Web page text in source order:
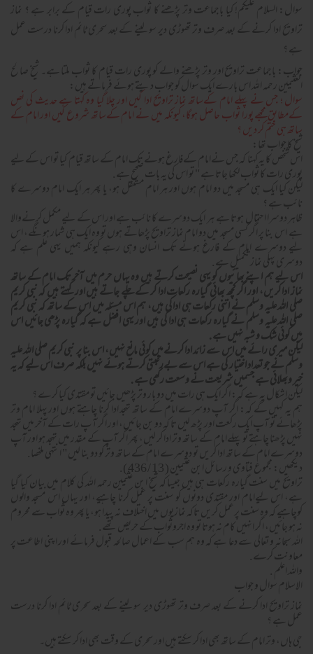
سوال: السلام علیکم! کیا باجماعت وتر پڑھنے کا ثواب پوری رات قیام کے برابر ہے ؟ نماز
تراویح ادا کرنے کے بعد صرف وتر تھوڑی دیر سو لینے کے بعد سحری ٹائم ادا کرنا درست عمل
ہے ؟
جواب: باجماعت تراویح اور وتر پڑھنے والے کو پوری رات قیام کا ثواب ملتا ہے۔ شیخ صالح
العثیمین رحمہ اللہ اس بارے ایک سوال کو جواب دیتے ہوئے فرماتے ہیں:
سوال ؛ جس نے پہلے امام كےساتھ نماز تراويح ادا كيں اور چلا گيا وہ كہتا ہے حديث كى نص
كےمطابق مجھے پورا ثواب حاصل ہوگا، كيونكہ ميں نے امام كےساتھ شروع كيں اور امام كے
ساتھ ہى ختم كر ديں ؟
شيخ كا جواب تھا:
اس شخص كا يہ كہنا كہ جس نےامام كےفارغ ہونے تك امام كے ساتھ قيام كيا تو اس كے ليے
پورى رات كا ثواب لكھا جاتا ہے " تو اس كى يہ بات صحيح ہے.
ليكن كيا ايك ہى مسجد ميں دو امام ہوں اور ہر امام مستقل ہو، يا پھر ہر ايك امام دوسرے كا
نائب ہے ؟
ظاہر دوسرا احتمال ہوتا ہے ـ ہر ايك دوسرے كا نائب ہے اور اس كے ليے مكمل كرنےوالا
ہے ـ اس بنا پر اگر كسى مسجد ميں دو امام نماز تراويح پڑھاتے ہوں تو وہ ايك ہى شمار ہونگے، اس
ليے دوسرے امام كے فارغ ہونے تك انسان وہى رہے كيونكہ ہميں يہى علم ہے كہ
دوسرى پہلى نماز تكميل ہے.
اس ليے ہم اپنے بھائيوں كو يہى نصيحت كرتے ہيں وہ يہاں حرم ميں آخر تك امام كے ساتھ
نماز ادا كريں، اور اگر كچھ بھائى گيارہ ركعات ادا كر كے چلے جاتے ہيں اور كہتے ہيں كہ نبى كريم
صلى اللہ عليہ وسلم نے اتنى ركعات ہى ادا كى ہيں، ہم اس مسئلہ ميں اس كے ساتھ كہ نبى كريم
صلى اللہ عليہ وسلم نے گيارہ ركعات ہى ادا كى ہيں اور يہى افضل ہے كہ گيارہ پڑھى جائيں اس
ميں كوئى شك و شبہ نہيں ہے.
ليكن ميرى رائے ميں اس سے زائد ادا كرنےميں كوئى مانع نہيں، اس بنا پر نبى كريم صلى اللہ عليہ
وسلم نے جو تعداد اختيار كى ہے اس سے بےرغبتى كرتے ہوئے نہيں بلكہ صرف اس ليے كہ يہ
خير وبھلائى ہے جسميں شريعت نے وسعت ركھى ہے.
ليكن اشكال يہ ہے كہ: اگر ايك ہى رات ميں دو بار وتر پڑھيں جائيں تو مقتدى كيا كرے ؟
ہم يہ كہيں گے كہ: اگر آپ دوسرے امام كے ساتھ تہجد ادا كرنا چاہتے ہوں اور پہلا امام وتر
پڑھائے تو آپ ايك ركعت اور پڑھ ليں تا كہ دو بن جائيں، اور اگر آپ رات كے آخر ميں تہجد
نہيں پڑھنا چاہتے تو پہلےامام كے ساتھ وتر ادا كر ليں، پھر اگر آپ كے مقدر ميں تہجد ہو اور آپ
دوسرے امام كے ساتھ ادا كريں تو دوسرے امام كے ساتھ وتر كو دو بنا ليں " انتہى ملخصا.
ديكھيں: مجموع فتاوى و رسائل ابن عثيمين ( 13 / 436 ).
تراويح ميں سنت گيارہ ركعات ہى ہيں جيسا كہ شيخ ابن عثيمين رحمہ اللہ كى كلام ميں بيان كيا گيا
ہے، اس ليےامام اور مقتدى دونوں كو سنت پر عمل كرنا چاہيے، اور يہاں اس مسجد والوں
كوچاہيے كہ وہ سنت پرعمل كريں تاكہ نمازيوں ميں اختلاف نہ پيدا ہو، يا پھر وہ ثواب سے محروم
نہ ہو جائيں، اگر انہيں كام نہ ہوتا تو وہ اجروثواب كے حريص تھے.
اللہ سبحانہ و تعالى سے دعا ہے كہ وہ ہم سب كے اعمال صالحہ قبول فرمائے اور اپنى اطاعت پر
معاونت كرے.
واللہ اعلم .
الاسلام سوال و جواب
نماز تراویح ادا کرنے کے بعد صرف وتر تھوڑی دیر سو لینے کے بعد سحری ٹائم ادا کرنا درست
عمل ہے ؟
جی ہاں، وتر امام کے ساتھ بھی ادا کر سکتے ہیں اور سحری کے وقت بھی ادا کر سکتے ہیں۔